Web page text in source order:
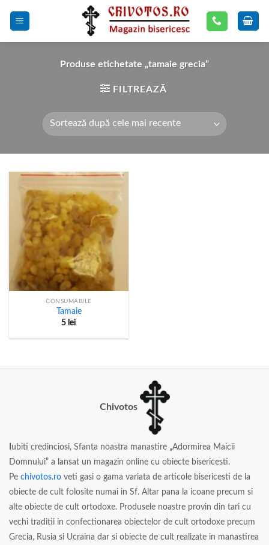
Produse etichetate „tamaie grecia”
FILTREAZĂ
CONSUMABILE
Tamaie
5 lei
Chivotos
ubiti credinciosi, Sfanta noastra manastire „Adormirea Maicii
Domnului” a lansat un magazin online cu obiecte bisericesti.
Pe chivotos.ro veti gasi o gama variata de articole bisericesti de la
obiecte de cult folosite numai in Sf. Altar pana la icoane precum si
alte obiecte de cult ortodoxe. Produsele noastre provin din tari cu
vechi traditii in confectionarea obiectelor de cult ortodoxe precum
Grecia, Rusia si Ucraina dar si obiecte de cult realizate in manastirea